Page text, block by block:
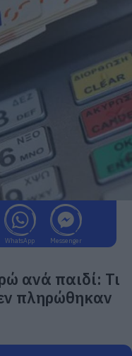
WhatsApp Messenger
ανά παιδί: Τι
πληρώθηκαν